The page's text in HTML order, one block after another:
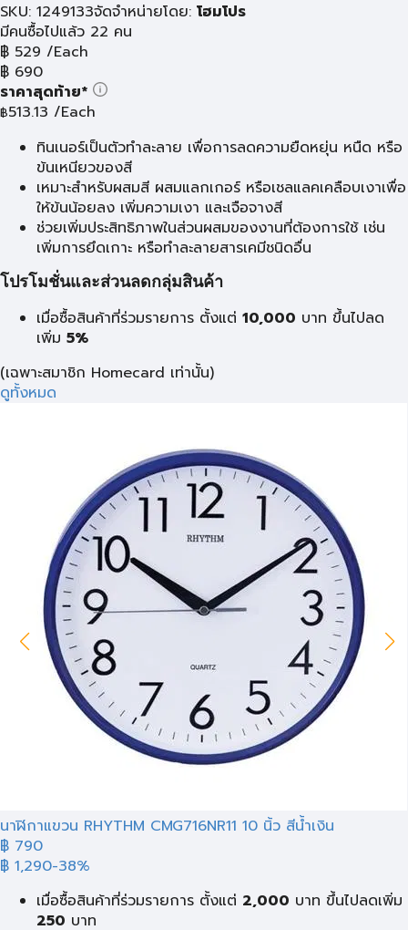
SKU: 1249133จัดจำหน่ายโดย: โฮมโปร
มีคนซื้อไปแล้ว 22 คน
฿ 529 /Each
฿ 690
ราคาสุดท้าย*
฿513.13 /Each
ทินเนอร์เป็นตัวทำละลาย เพื่อการลดความยืดหยุ่น หนืด หรือ
ข้นเหนียวของสี
เหมาะสำหรับผสมสี ผสมแลกเกอร์ หรือเชลแลคเคลือบเงาเพื่อ
ให้ข้นน้อยลง เพิ่มความเงา และเจือจางสี
ช่วยเพิ่มประสิทธิภาพในส่วนผสมของงานที่ต้องการใช้ เช่น
เพิ่มการยึดเกาะ หรือทำละลายสารเคมีชนิดอื่น
โปรโมชั่นและส่วนลดกลุ่มสินค้า
เมื่อซื้อสินค้าที่ร่วมรายการ ตั้งแต่ 10,000 บาท ขึ้นไปลด
เพิ่ม 5%
(เฉพาะสมาชิก Homecard เท่านั้น)
ดูทั้งหมด
นาฬิกาแขวน RHYTHM CMG716NR11 10 นิ้ว สีน้ำเงิน
฿ 790
฿ 1,290-38%
เมื่อซื้อสินค้าที่ร่วมรายการ ตั้งแต่ 2,000 บาท ขึ้นไปลดเพิ่ม
250 บาท